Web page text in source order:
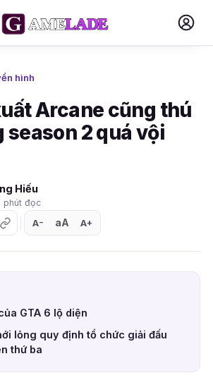
hình
Arcane cũng thú
season 2 quá vội
Hiếu
phút đọc
A− aA A+
GTA 6 lộ diện
lỏng quy định tổ chức giải đấu
thứ ba